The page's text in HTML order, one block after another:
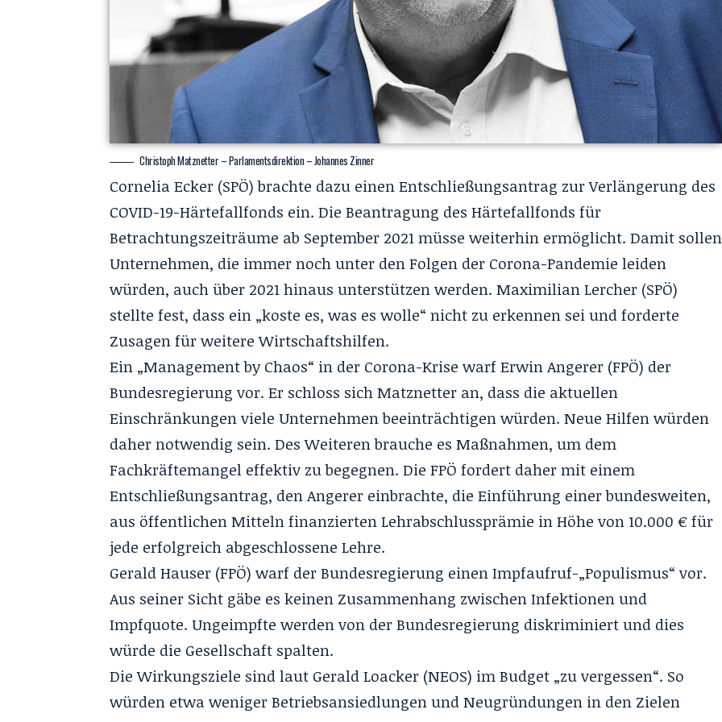
Christoph Matznetter – Parlamentsdirektion – Johannes Zinner
Cornelia Ecker (SPÖ) brachte dazu einen Entschließungsantrag zur Verlängerung des
COVID-19-Härtefallfonds ein. Die Beantragung des Härtefallfonds für
Betrachtungszeiträume ab September 2021 müsse weiterhin ermöglicht. Damit sollen
Unternehmen, die immer noch unter den Folgen der Corona-Pandemie leiden
würden, auch über 2021 hinaus unterstützen werden. Maximilian Lercher (SPÖ)
stellte fest, dass ein „koste es, was es wolle“ nicht zu erkennen sei und forderte
Zusagen für weitere Wirtschaftshilfen.
Ein „Management by Chaos“ in der Corona-Krise warf Erwin Angerer (FPÖ) der
Bundesregierung vor. Er schloss sich Matznetter an, dass die aktuellen
Einschränkungen viele Unternehmen beeinträchtigen würden. Neue Hilfen würden
daher notwendig sein. Des Weiteren brauche es Maßnahmen, um dem
Fachkräftemangel effektiv zu begegnen. Die FPÖ fordert daher mit einem
Entschließungsantrag, den Angerer einbrachte, die Einführung einer bundesweiten,
aus öffentlichen Mitteln finanzierten Lehrabschlussprämie in Höhe von 10.000 € für
jede erfolgreich abgeschlossene Lehre.
Gerald Hauser (FPÖ) warf der Bundesregierung einen Impfaufruf-„Populismus“ vor.
Aus seiner Sicht gäbe es keinen Zusammenhang zwischen Infektionen und
Impfquote. Ungeimpfte werden von der Bundesregierung diskriminiert und dies
würde die Gesellschaft spalten.
Die Wirkungsziele sind laut Gerald Loacker (NEOS) im Budget „zu vergessen“. So
würden etwa weniger Betriebsansiedlungen und Neugründungen in den Zielen